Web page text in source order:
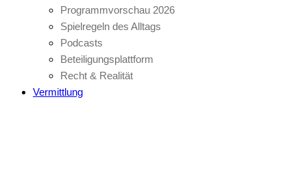
Programmvorschau 2026
Spielregeln des Alltags
Podcasts
Beteiligungsplattform
Recht & Realität
Vermittlung